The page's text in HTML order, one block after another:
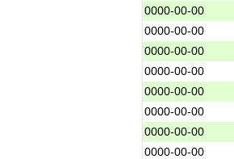
0000-00-00
0000-00-00
0000-00-00
0000-00-00
0000-00-00
0000-00-00
0000-00-00
0000-00-00